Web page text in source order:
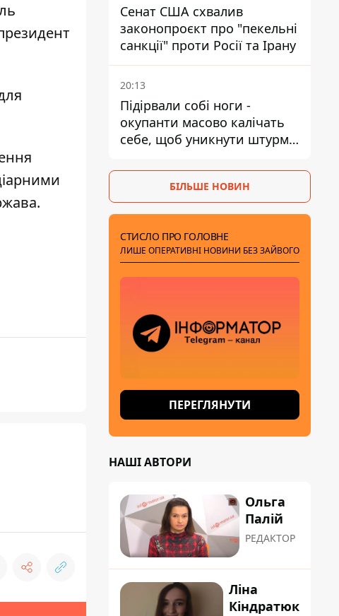
Сенат США схвалив
законопроєкт про "пекельні
санкції" проти Росії та Ірану
20:13
Підірвали собі ноги -
окупанти масово калічать
себе, щоб уникнути штурмів
БІЛЬШЕ НОВИН
СТИСЛО ПРО ГОЛОВНЕ
ЛИШЕ ОПЕРАТИВНІ НОВИНИ БЕЗ ЗАЙВОГО
ПЕРЕГЛЯНУТИ
НАШІ АВТОРИ
Ольга
Палій
РЕДАКТОР
Ліна
Кіндратюк